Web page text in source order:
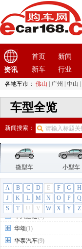
资讯
首页 新闻
新车
行业
各地车市： 佛山 广州 中山
车型全览
新闻搜索：
微型车 小型车
A B C D E F G H
J
K L M N O P Q
S
T U V W X Y Z
广汽蔚来
国机智骏(3)
国金汽车
(1)
H
哈飞汽车(6)
哈弗
(26)
海格(2)
汉龙汽车(1)
汉腾汽车(3)
悍马(4)
昊铂(2)
合创(1)
恒天汽车
红星汽车(1)
华晨雷诺(1)
华人运通 (1)
华颂(1)
华泰汽车(9)